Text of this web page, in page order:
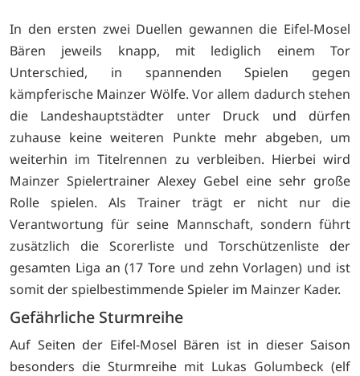
In den ersten zwei Duellen gewannen die Eifel-Mosel
Bären jeweils knapp, mit lediglich einem Tor
Unterschied, in spannenden Spielen gegen
kämpferische Mainzer Wölfe. Vor allem dadurch stehen
die Landeshauptstädter unter Druck und dürfen
zuhause keine weiteren Punkte mehr abgeben, um
weiterhin im Titelrennen zu verbleiben. Hierbei wird
Mainzer Spielertrainer Alexey Gebel eine sehr große
Rolle spielen. Als Trainer trägt er nicht nur die
Verantwortung für seine Mannschaft, sondern führt
zusätzlich die Scorerliste und Torschützenliste der
gesamten Liga an (17 Tore und zehn Vorlagen) und ist
somit der spielbestimmende Spieler im Mainzer Kader.
Gefährliche Sturmreihe
Auf Seiten der Eifel-Mosel Bären ist in dieser Saison
besonders die Sturmreihe mit Lukas Golumbeck (elf